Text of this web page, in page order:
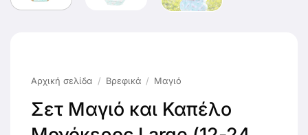
Αρχική σελίδα / Βρεφικά / Μαγιό
Σετ Μαγιό και Καπέλο